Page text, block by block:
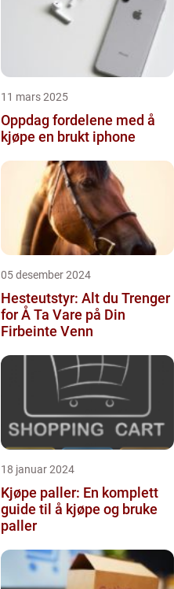
11 mars 2025
Oppdag fordelene med å
kjøpe en brukt iphone
05 desember 2024
Hesteutstyr: Alt du Trenger
for Å Ta Vare på Din
Firbeinte Venn
18 januar 2024
Kjøpe paller: En komplett
guide til å kjøpe og bruke
paller